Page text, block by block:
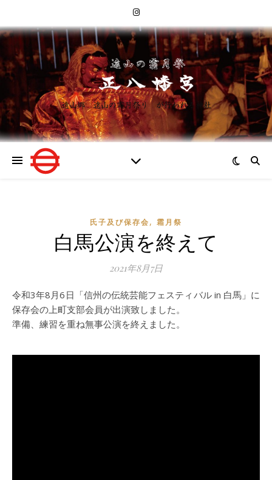
遠山郷 遠山の霜月祭り が行われる神社
氏子及び保存会, 霜月祭
白馬公演を終えて
2021年8月7日
令和3年8月6日「信州の伝統芸能フェスティバル in 白馬」に
保存会の上町支部会員が出演致しました。
準備、練習を重ね無事公演を終えました。